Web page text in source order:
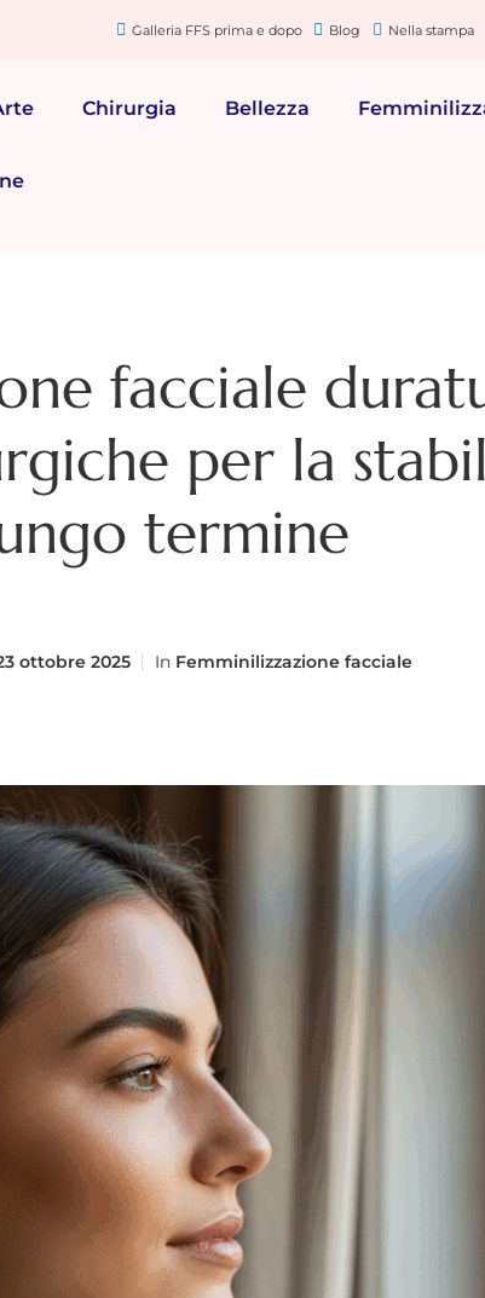
Galleria FFS prima e dopo Blog Nella stampa
Chirurgia Bellezza
facciale
per la
termine
ottobre 2025 In Femminilizzazione facciale